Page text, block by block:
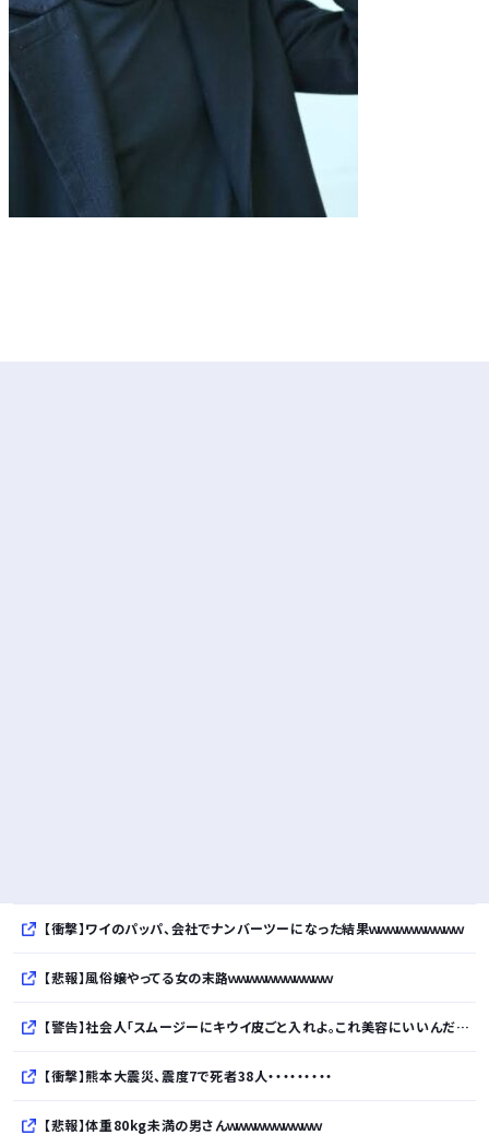
【衝撃】ワイのパッパ、会社でナンバーツーになった結果ｗｗｗｗｗｗｗｗｗｗ
【悲報】風俗嬢やってる女の末路ｗｗｗｗｗｗｗｗｗｗｗ
【警告】社会人「スムージーにキウイ皮ごと入れよ。これ美容にいいんだよね〜」→ 結果…
【衝撃】熊本大震災、震度7で死者38人・・・・・・・・・
【悲報】体重80kg未満の男さんｗｗｗｗｗｗｗｗｗｗ